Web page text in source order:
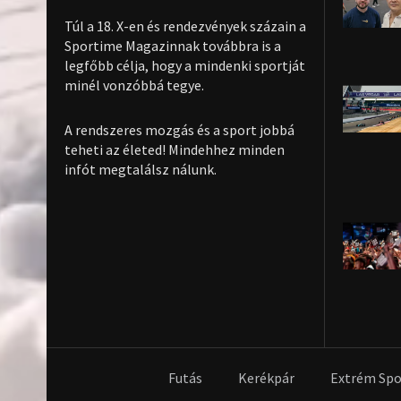
Túl a 18. X-en és rendezvények százain a
Sportime Magazinnak továbbra is a
legfőbb célja, hogy a mindenki sportját
minél vonzóbbá tegye.
A rendszeres mozgás és a sport jobbá
teheti az életed! Mindehhez minden
infót megtalálsz nálunk.
Futás Kerékpár Extrém